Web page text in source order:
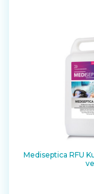
Mediseptica RFU